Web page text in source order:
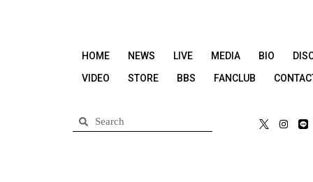
HOME NEWS LIVE MEDIA BIO
VIDEO
STORE BBS FANCLUB